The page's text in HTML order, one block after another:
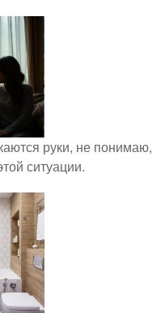
руки, не понимаю,
ситуации.